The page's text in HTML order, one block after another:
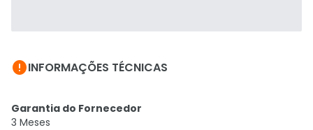
INFORMAÇÕES TÉCNICAS
Garantia do Fornecedor
3 Meses